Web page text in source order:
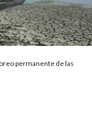
permanente de las